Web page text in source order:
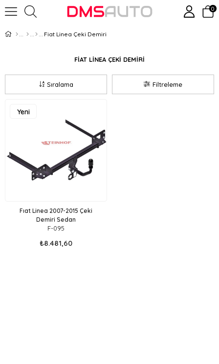
0
Fiat Linea Çeki Demiri
FİAT LİNEA ÇEKİ DEMİRİ
Filtreleme
Sıralama
Fıat Linea 2007-2015 Çeki
Demiri Sedan
F-095
₺8.481,60
Yeni